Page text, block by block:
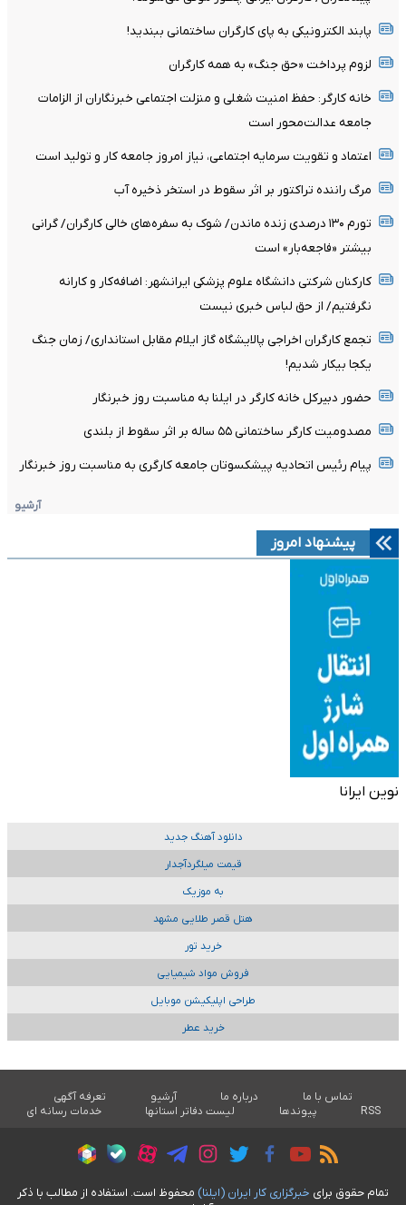
پابند الکترونیکی به پای کارگران ساختمانی ببندید!
لزوم پرداخت «حق جنگ» به همه کارگران
خانه کارگر: حفظ امنیت شغلی و منزلت اجتماعی خبرنگاران از الزامات
جامعه عدالت‌محور است
اعتماد و تقویت سرمایه اجتماعی، نیاز امروز جامعه کار و تولید است
مرگ راننده تراکتور بر اثر سقوط در استخر ذخیره آب
تورم ۱۳۰ درصدی زنده ماندن/ شوک به سفره‌های خالی کارگران/ گرانی
بیشتر «فاجعه‌بار» است
کارکنان شرکتی دانشگاه علوم پزشکی ایرانشهر: اضافه‌کار و کارانه
نگرفتیم/ از حق لباس خبری نیست
تجمع کارگران اخراجی پالایشگاه گاز ایلام مقابل استانداری/ زمان جنگ
یکجا بیکار شدیم!
حضور دبیرکل خانه کارگر در ایلنا به مناسبت روز خبرنگار
مصدومیت کارگر ساختمانی ۵۵ ساله بر اثر سقوط از بلندی
پیام رئیس اتحادیه پیشکسوتان جامعه کارگری به مناسبت روز خبرنگار
آرشیو
پیشنهاد امروز
نوین ایرانا
دانلود آهنگ جدید
قیمت میلگردآجدار
به موزیک
هتل قصر طلایی مشهد
خرید تور
فروش مواد شیمیایی
طراحی اپلیکیشن موبایل
خرید عطر
تماس با ما درباره ما آرشیو
تعرفه آگهی
RSS
پیوندها لیست دفاتر استانها خدمات رسانه ای
تمام حقوق برای خبرگزاری کار ايران (ايلنا) محفوظ است. استفاده از مطالب با ذکر